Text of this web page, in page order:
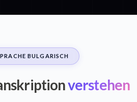
BULGARISCH
verstehen